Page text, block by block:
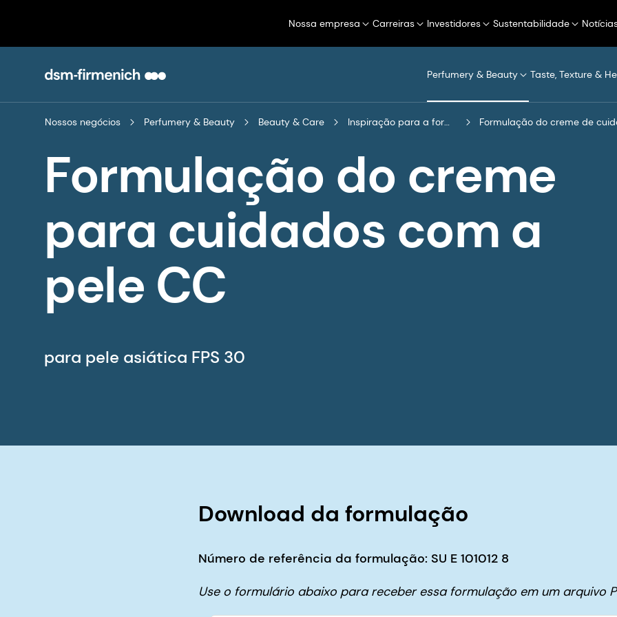
Nossa empresa Carreiras Investidores Sustentabilidade
Perfumery & Beauty Taste, Texture &
Nossos negócios Perfumery & Beauty Beauty & Care Inspiração para a formulação Formulação do creme de
Formulação do creme
para cuidados com a
pele CC
para pele asiática FPS 30
Download da formulação
Número de referência da formulação: SU E 101012 8
Use o formulário abaixo para receber essa formulação em um arquivo